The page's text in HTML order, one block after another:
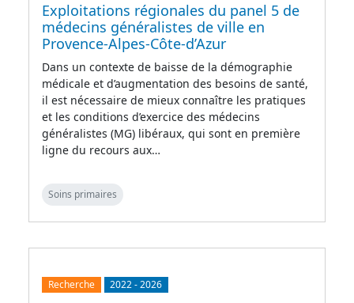
Exploitations régionales du panel 5 de
médecins généralistes de ville en
Provence-Alpes-Côte-d’Azur
Dans un contexte de baisse de la démographie
médicale et d’augmentation des besoins de santé,
il est nécessaire de mieux connaître les pratiques
et les conditions d’exercice des médecins
généralistes (MG) libéraux, qui sont en première
ligne du recours aux…
Soins primaires
Recherche 2022-2026